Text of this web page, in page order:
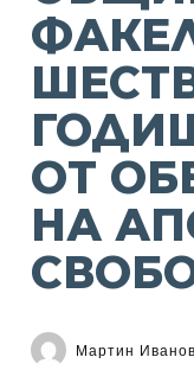
ОТ
НА
Мартин Иванов